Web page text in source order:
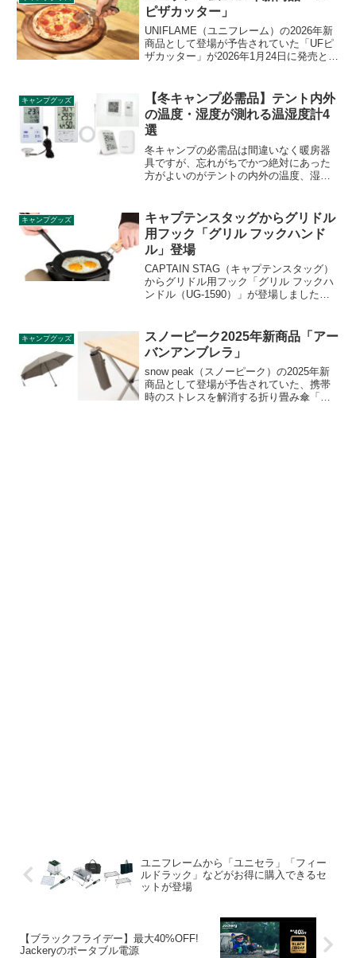
行販売されます。詳細をレビューしま
す。
ピザカッター」
UNIFLAME（ユニフレーム）の2026年新
商品として登場が予告されていた「UFピ
ザカッター」が2026年1月24日に発売とな
設計のピザカッターで、置いた際に刃部
が浮き、テーブルを汚しません。詳細を
レビューします。
キャンプグッズ
【冬キャンプ必需品】テント内外
の温度・湿度が測れる温湿度計4
選
冬キャンプの必需品は間違いなく暖房器
具ですが、忘れがちでかつ絶対にあった
方がよいのがテントの内外の温度、湿度
ますし、湿度も重要な測定指標です。お
すすめの商品をレビューします。
キャンプグッズ
キャプテンスタッグからグリドル
用フック「グリル フックハンド
ル」登場
CAPTAIN STAG（キャプテンスタッグ）
からグリドル用フック「グリル フックハ
ンドル（UG-1590）」が登場しました。
でき、バーベキューアミの交換用フック
としても使えます。詳細をレビューしま
す。
キャンプグッズ
スノーピーク2025年新商品「アー
バンアンブレラ」
snow peak（スノーピーク）の2025年新
商品として登場が予告されていた、携帯
時のストレスを解消する折り畳み傘「ア
ユニフレームから「ユニセラ」「フィー
ルドラック」などがお得に購入できるセ
ットが登場
【ブラックフライデー】最大40%OFF!
Jackeryのポータブル電源